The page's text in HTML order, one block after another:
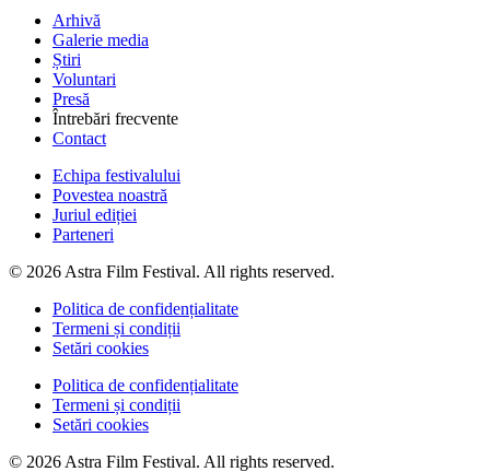
Arhivă
Galerie media
Știri
Voluntari
Presă
Întrebări frecvente
Contact
Echipa festivalului
Povestea noastră
Juriul ediției
Parteneri
© 2026 Astra Film Festival. All rights reserved.
Politica de confidențialitate
Termeni și condiții
Setări cookies
Politica de confidențialitate
Termeni și condiții
Setări cookies
© 2026 Astra Film Festival. All rights reserved.